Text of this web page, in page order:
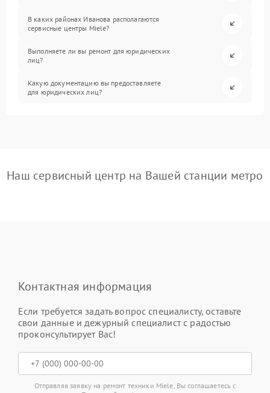
В каких районах Иванова располагаются
сервисные центры Miele?
Выполняете ли вы ремонт для юридических
лиц?
Какую документацию вы предоставляете
для юридических лиц?
Наш сервисный центр на Вашей станции метро
Контактная информация
Если требуется задать вопрос специалисту, оставьте
свои данные и дежурный специалист с радостью
проконсультирует Вас!
Отправляя заявку на ремонт техники Miele, Вы соглашаетесь с